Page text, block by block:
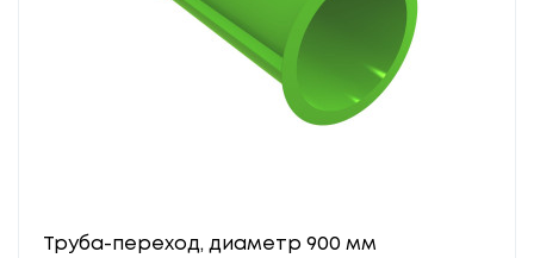
Труба-переход, диаметр 900 мм